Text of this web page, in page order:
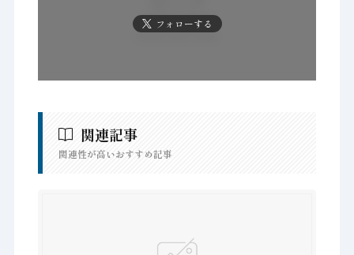
フォローする
関連記事
関連性が高いおすすめ記事